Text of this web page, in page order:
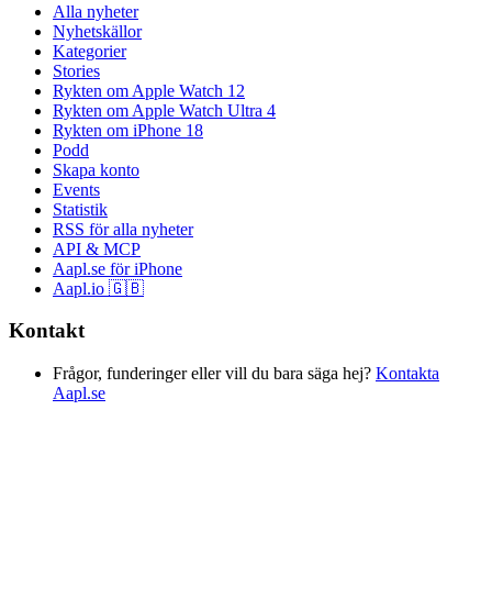
Alla nyheter
Nyhetskällor
Kategorier
Stories
Rykten om Apple Watch 12
Rykten om Apple Watch Ultra 4
Rykten om iPhone 18
Podd
Skapa konto
Events
Statistik
RSS för alla nyheter
API & MCP
Aapl.se för iPhone
Aapl.io 🇬🇧
Kontakt
Frågor, funderinger eller vill du bara säga hej? Kontakta
Aapl.se